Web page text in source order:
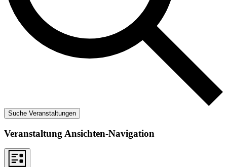
Suche Veranstaltungen
Veranstaltung Ansichten-Navigation